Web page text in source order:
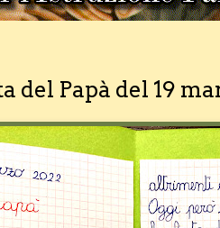
del Papà del 19